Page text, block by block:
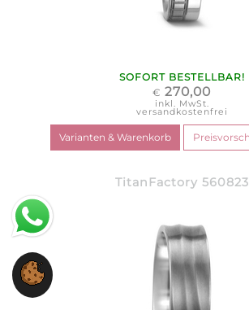
SOFORT BESTELLBAR!
€ 270,00
inkl. MwSt.
versandkostenfrei
TitanFactory 560823